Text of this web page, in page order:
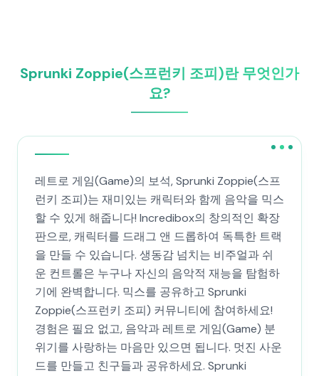
Sprunki Zoppie(스프런키 조피)란 무엇인가
요?
레트로 게임(Game)의 보석, Sprunki Zoppie(스프
런키 조피)는 재미있는 캐릭터와 함께 음악을 믹스
할 수 있게 해줍니다! Incredibox의 창의적인 확장
판으로, 캐릭터를 드래그 앤 드롭하여 독특한 트랙
을 만들 수 있습니다. 생동감 넘치는 비주얼과 쉬
운 컨트롤은 누구나 자신의 음악적 재능을 탐험하
기에 완벽합니다. 믹스를 공유하고 Sprunki
Zoppie(스프런키 조피) 커뮤니티에 참여하세요!
경험은 필요 없고, 음악과 레트로 게임(Game) 분
위기를 사랑하는 마음만 있으면 됩니다. 멋진 사운
드를 만들고 친구들과 공유하세요. Sprunki